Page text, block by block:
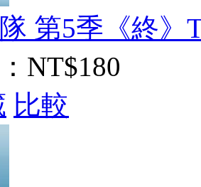
第5季《終》
NT$180
比較